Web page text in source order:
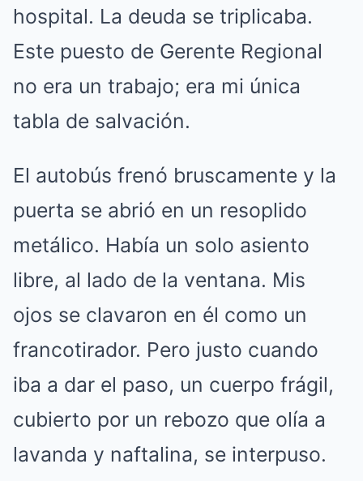
hospital. La deuda se triplicaba.
Este puesto de Gerente Regional
no era un trabajo; era mi única
tabla de salvación.
El autobús frenó bruscamente y la
puerta se abrió en un resoplido
metálico. Había un solo asiento
libre, al lado de la ventana. Mis
ojos se clavaron en él como un
francotirador. Pero justo cuando
iba a dar el paso, un cuerpo frágil,
cubierto por un rebozo que olía a
lavanda y naftalina, se interpuso.